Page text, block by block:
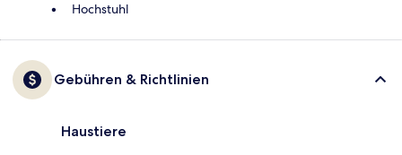
Hochstuhl
Gebühren & Richtlinien
Haustiere